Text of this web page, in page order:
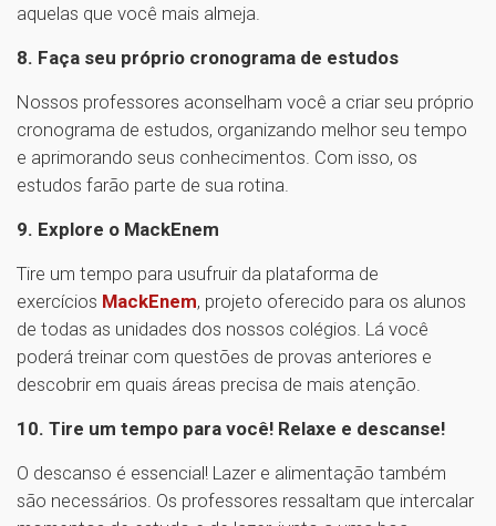
aquelas que você mais almeja.
8. Faça seu próprio cronograma de estudos
Nossos professores aconselham você a criar seu próprio
cronograma de estudos, organizando melhor seu tempo
e aprimorando seus conhecimentos. Com isso, os
estudos farão parte de sua rotina.
9. Explore o MackEnem
Tire um tempo para usufruir da plataforma de
exercícios MackEnem, projeto oferecido para os alunos
de todas as unidades dos nossos colégios. Lá você
poderá treinar com questões de provas anteriores e
descobrir em quais áreas precisa de mais atenção.
10. Tire um tempo para você! Relaxe e descanse!
O descanso é essencial! Lazer e alimentação também
são necessários. Os professores ressaltam que intercalar